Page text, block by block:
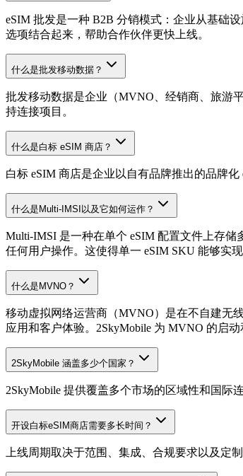
eSIM 批发是一种 B2B 分销模式：企业从基础
选项结合起来，帮助合作伙伴更快上线。
什么是批发移动数据？
批发移动数据是企业（MVNO、经销商、旅游
持连接项目。
什么是白标 eSIM 商店？
白标 eSIM 商店是企业以自有品牌推出的品牌
什么是Multi-IMSI以及它如何运作？
Multi-IMSI 是一种在单个 eSIM 配置文件上存
任何用户操作。这使得单一 eSIM SKU 能够实
什么是MVNO？
移动虚拟网络运营商（MVNO）是在不自建无
应用和客户体验。2SkyMobile 为 MVNO 的启
2SkyMobile 涵盖多少个国家？
2SkyMobile 提供覆盖多个市场的区域性和国际
开设白标eSIM商店需要多长时间？
上线周期取决于范围、集成、合规要求以及定